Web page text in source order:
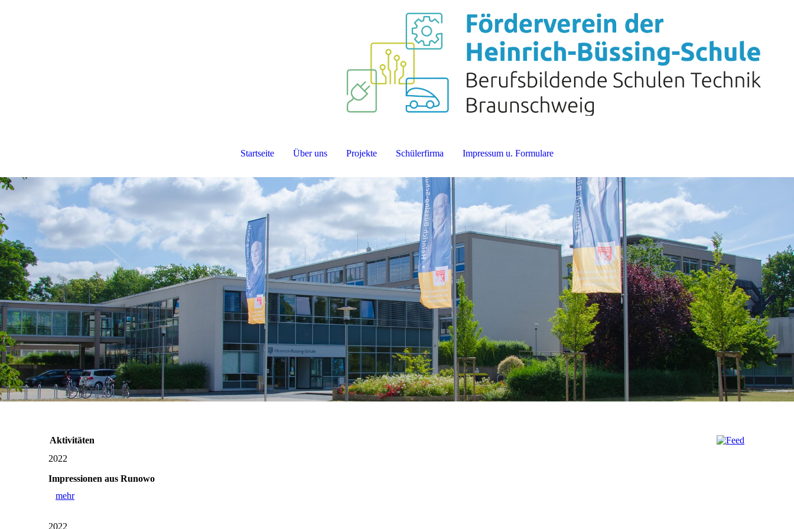
Startseite Über uns Projekte Schülerfirma Impressum u. Formulare
Aktivitäten
2022
Impressionen aus Runowo
mehr
2022